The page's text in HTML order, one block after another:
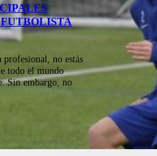
no estás
todo el mundo
Sin embargo, no